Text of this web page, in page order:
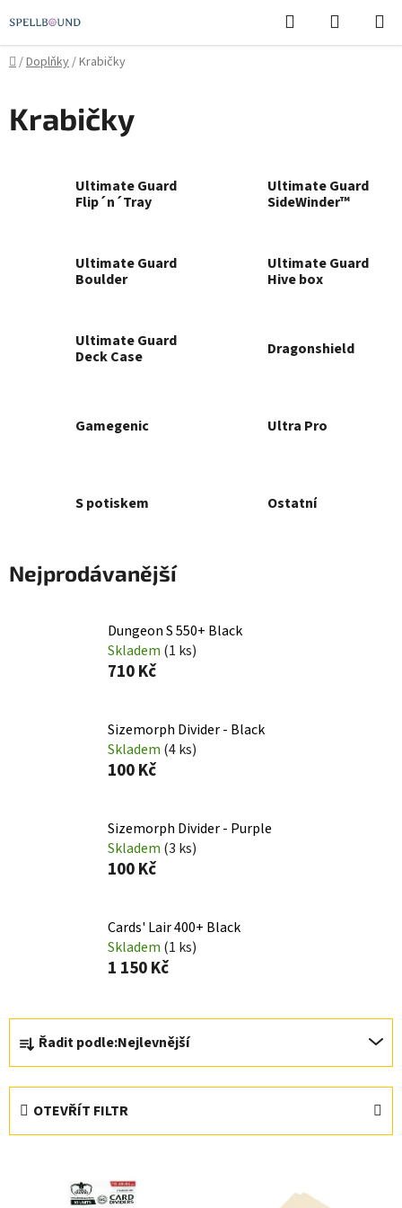
na
obsah
Hledat
KOŠÍK
Domů
/Doplňky/Krabičky
Krabičky
Ultimate Guard
Flip´n´Tray
Ultimate Guard
SideWinder™
Ultimate Guard
Boulder
Ultimate Guard
Hive box
Ultimate Guard
Deck Case
Dragonshield
Gamegenic Ultra Pro
S potiskem Ostatní
Nejprodávanější
Dungeon S 550+ Black
Skladem (1 ks)
710 Kč
Sizemorph Divider - Black
Skladem (4 ks)
100 Kč
Sizemorph Divider - Purple
Skladem (3 ks)
100 Kč
Cards' Lair 400+ Black
Skladem (1 ks)
1 150 Kč
Ř
a
z
Řadit podle:Nejlevnější
OTEVŘÍT FILTR